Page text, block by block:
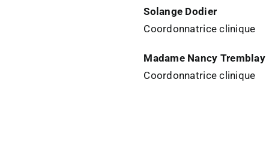
Solange Dodier
Coordonnatrice clinique
Madame Nancy Tremblay
Coordonnatrice clinique